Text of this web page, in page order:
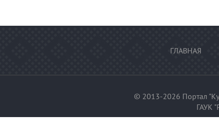
ГЛАВНАЯ
© 2013-2026 Портал
ГАУК